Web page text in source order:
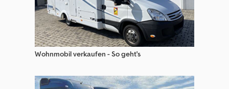
Wohnmobil verkaufen - So geht's